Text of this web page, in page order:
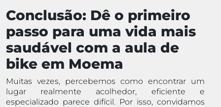
Conclusão: Dê o primeiro
passo para uma vida mais
saudável com a aula de
bike em Moema
Muitas vezes, percebemos como encontrar um
lugar realmente acolhedor, eficiente e
especializado parece difícil. Por isso, convidamos